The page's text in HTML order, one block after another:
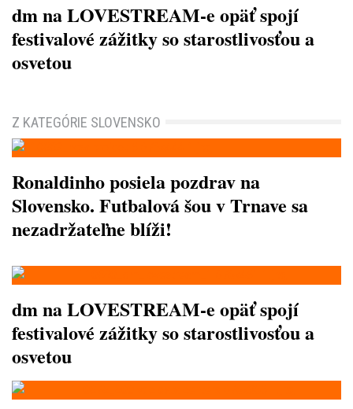
dm na LOVESTREAM-e opäť spojí
festivalové zážitky so starostlivosťou a
osvetou
Z KATEGÓRIE SLOVENSKO
Ronaldinho posiela pozdrav na
Slovensko. Futbalová šou v Trnave sa
nezadržateľne blíži!
dm na LOVESTREAM-e opäť spojí
festivalové zážitky so starostlivosťou a
osvetou